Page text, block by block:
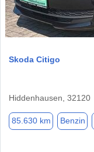
Skoda Citigo
Hiddenhausen, 32120
85.630 km Benzin